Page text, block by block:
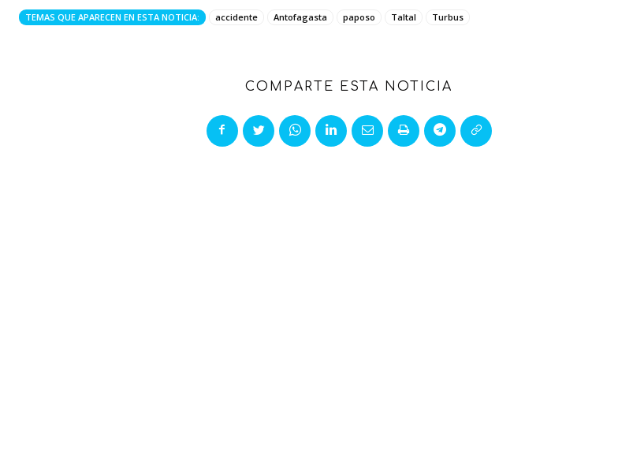
TEMAS QUE APARECEN EN ESTA NOTICIA: accidente Antofagasta paposo Taltal Turbus
COMPARTE ESTA NOTICIA